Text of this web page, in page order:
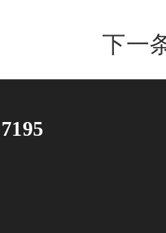
下一